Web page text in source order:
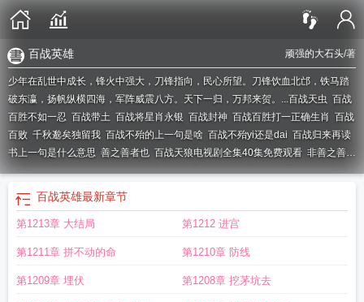
顽强的大石头/著
百战英雄
少年在乱世中成长，锋火中强大，刀锋指向，民心所望。刀锋饮血北邙，铁马踏
破东瀛，扬帆纵横四海，军阵威震八方。天下一归，万邦来贺。...百战天虫 百战
百胜不如一忍 百战带土 百战将星肖永银 百战封神 百战百胜打一正确生肖 百战
百败 千秋邈矣独留我 百战不殆的上一句是啥 百战不殆yi还是dai 百战归来再读
书上一句是什么意思 善之善者也 百战天狼电视剧全集40集免费观看 非善之善者
也;不战而屈人之兵百战不殆的殆是什么意思百战百胜是什么意思百战百胜造
百战酒42度一瓶价格 百战程序员
殆 百战天狼演员表
战不殆是什么意思百战火影 百战无双传奇手游官网百战的意思
士哀
百战天狼演员表介绍 百战奇略原文及翻译 百战归来再读书
沙场冲前锋是什么生肖
百战百胜是什么生肖?百战百胜
百战英雄最新章节
第1213章 大结局 第1212 进宫
第1211章 拼不动的命 第1210章 防线
第1209章 埋伏 第1208章 挖茅坑去